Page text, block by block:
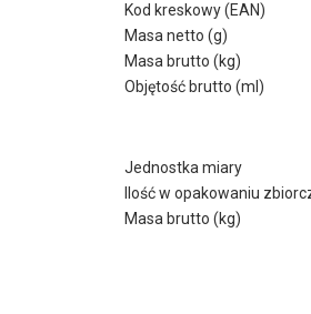
Kod kreskowy (EAN)
Masa netto (g)
Masa brutto (kg)
Objętość brutto (ml)
Jednostka miary
Ilość w opakowaniu
Masa brutto (kg)